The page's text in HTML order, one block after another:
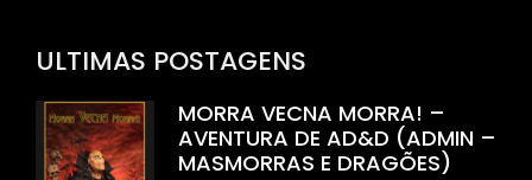
ULTIMAS POSTAGENS
MORRA VECNA MORRA! –
AVENTURA DE AD&D (ADMIN –
MASMORRAS E DRAGÕES)